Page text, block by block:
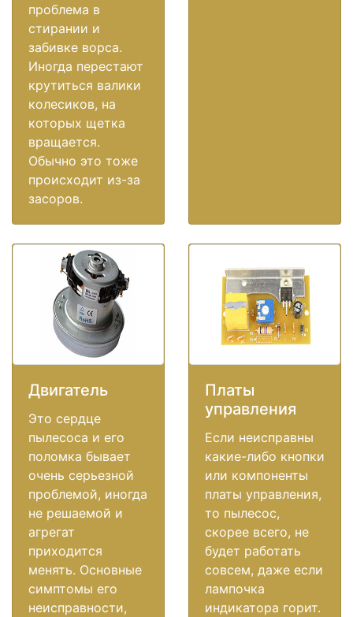
проблема в
стирании и
забивке ворса.
Иногда перестают
крутиться валики
колесиков, на
которых щетка
вращается.
Обычно это тоже
происходит из-за
засоров.
Двигатель
Это сердце
пылесоса и его
поломка бывает
очень серьезной
проблемой, иногда
не решаемой и
агрегат
приходится
менять. Основные
симптомы его
неисправности,
Платы
управления
Если неисправны
какие-либо кнопки
или компоненты
платы управления,
то пылесос,
скорее всего, не
будет работать
совсем, даже если
лампочка
индикатора горит.